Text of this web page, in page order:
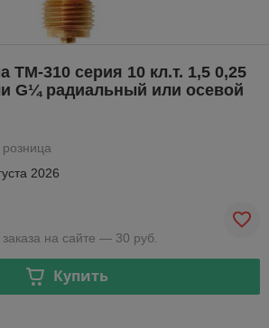
ТМ-310 серия 10 кл.т. 1,5 0,25
G¼ радиальный или осевой
2026
на сайте — 30 руб.
Купить